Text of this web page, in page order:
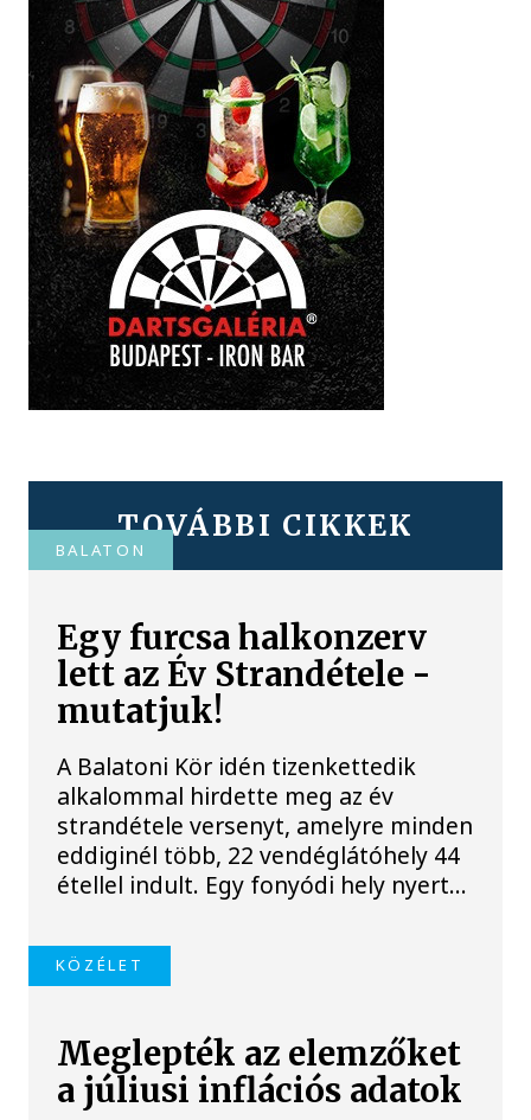
TOVÁBBI CIKKEK
BALATON
Egy furcsa halkonzerv
lett az Év Strandétele -
mutatjuk!
A Balatoni Kör idén tizenkettedik
alkalommal hirdette meg az év
strandétele versenyt, amelyre minden
eddiginél több, 22 vendéglátóhely 44
étellel indult. Egy fonyódi hely nyert...
KÖZÉLET
Meglepték az elemzőket
a júliusi inflációs adatok